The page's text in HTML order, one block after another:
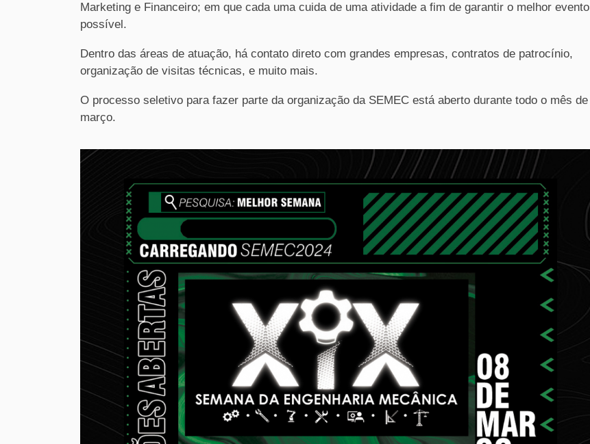
Marketing e Financeiro; em que cada uma cuida de uma atividade a fim de garantir o melhor evento
possível.
Dentro das áreas de atuação, há contato direto com grandes empresas, contratos de patrocínio,
organização de visitas técnicas, e muito mais.
O processo seletivo para fazer parte da organização da SEMEC está aberto durante todo o mês de
março.